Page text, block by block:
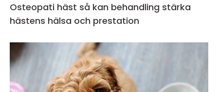
Osteopati häst så kan behandling stärka
hästens hälsa och prestation